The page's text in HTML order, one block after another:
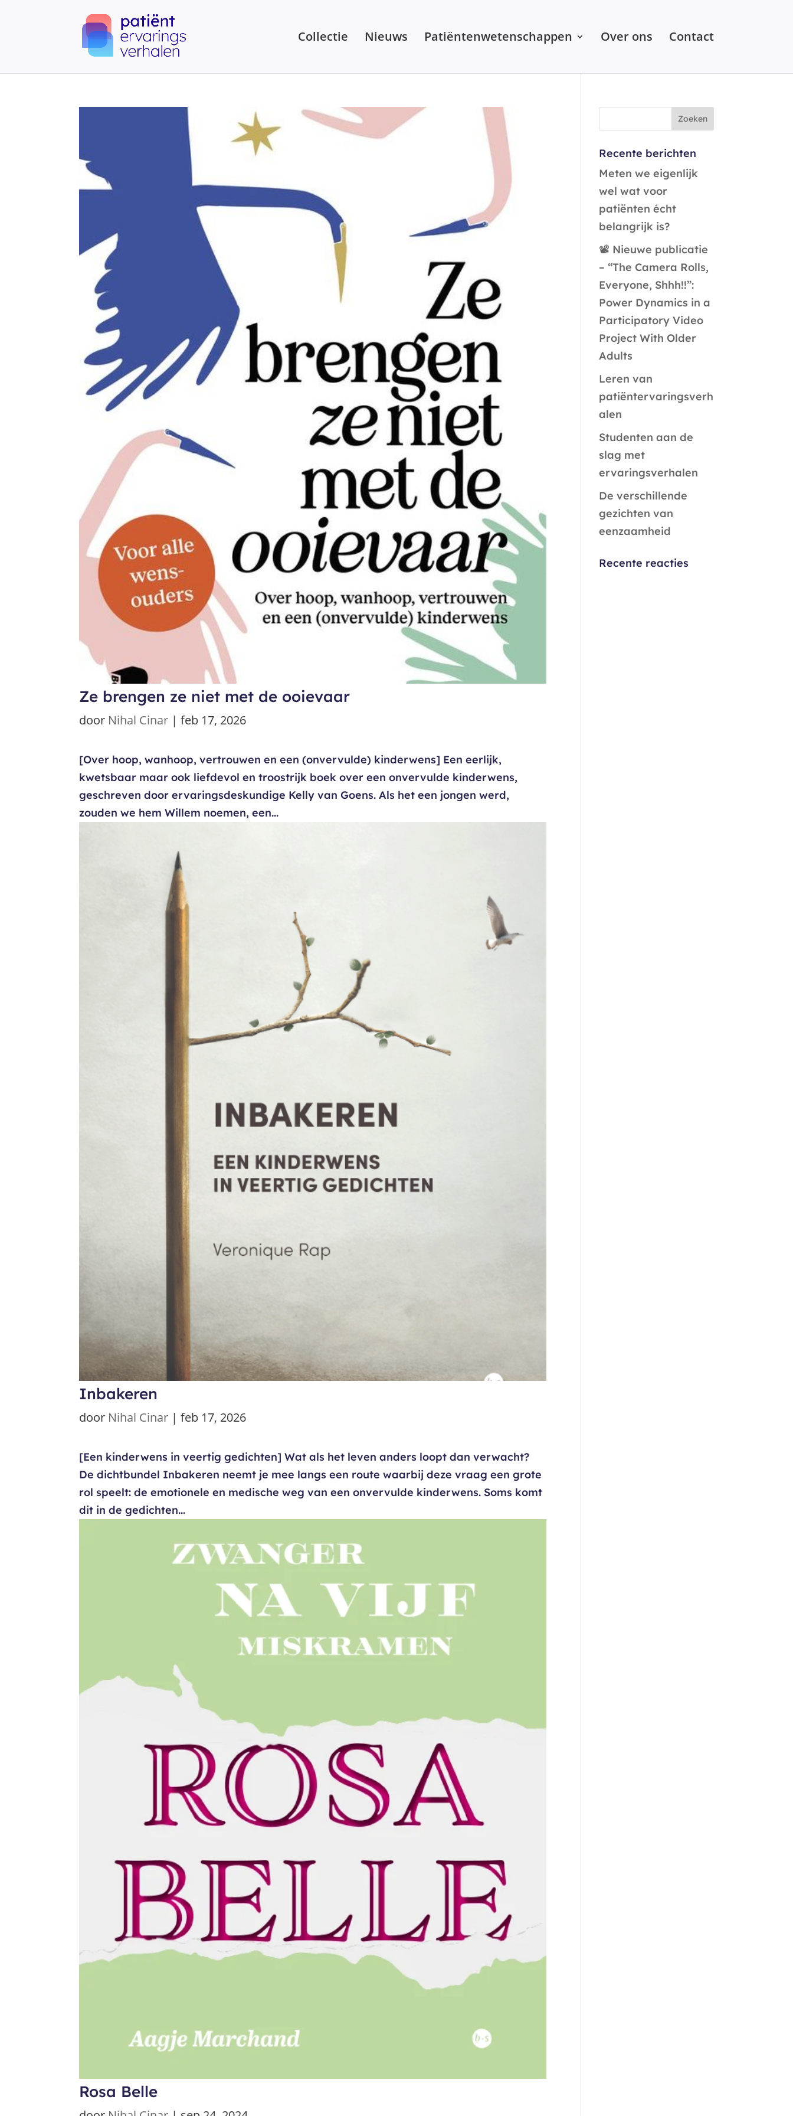
Collectie Nieuws Patiëntenwetenschappen Over ons Contact
Ze brengen ze niet met de ooievaar
door Nihal Cinar |feb 17, 2026
[Over hoop, wanhoop, vertrouwen en een (onvervulde) kinderwens] Een eerlijk,
kwetsbaar maar ook liefdevol en troostrijk boek over een onvervulde kinderwens,
geschreven door ervaringsdeskundige Kelly van Goens. Als het een jongen werd,
zouden we hem Willem noemen, een...
Inbakeren
door Nihal Cinar |feb 17, 2026
[Een kinderwens in veertig gedichten] Wat als het leven anders loopt dan verwacht?
De dichtbundel Inbakeren neemt je mee langs een route waarbij deze vraag een grote
rol speelt: de emotionele en medische weg van een onvervulde kinderwens. Soms komt
dit in de gedichten...
Rosa Belle
Recente berichten
Meten we eigenlijk
wel wat voor
patiënten écht
belangrijk is?
📽️ Nieuwe publicatie
– “The Camera Rolls,
Everyone, Shhh!!”:
Power Dynamics in a
Participatory Video
Project With Older
Adults
Leren van
patiëntervaringsverh
alen
Studenten aan de
slag met
ervaringsverhalen
De verschillende
gezichten van
eenzaamheid
Recente reacties